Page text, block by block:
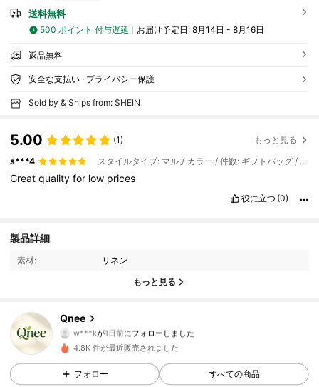
送料無料
500 ポイント 付与遅延 お届け予定日: 8月14日 - 8月16日
返品無料
安全な支払い · プライバシー保護
Sold by & Ships from: SHEIN
5.00 (1) もっと見る
s***4 スタイルタイプ: マルチカラー / 件数: ギフトバッグ / サイズ: 20個
Greatqualityfor low prices
役に立つ (0)
製品詳細
素材: リネン
もっと見る
Qnee
w***kが1日前にフォローしました
4.64
27 フォロワー
4.64 27 フォロワー
4.8K 件が最近販売されました
フォロー すべての商品